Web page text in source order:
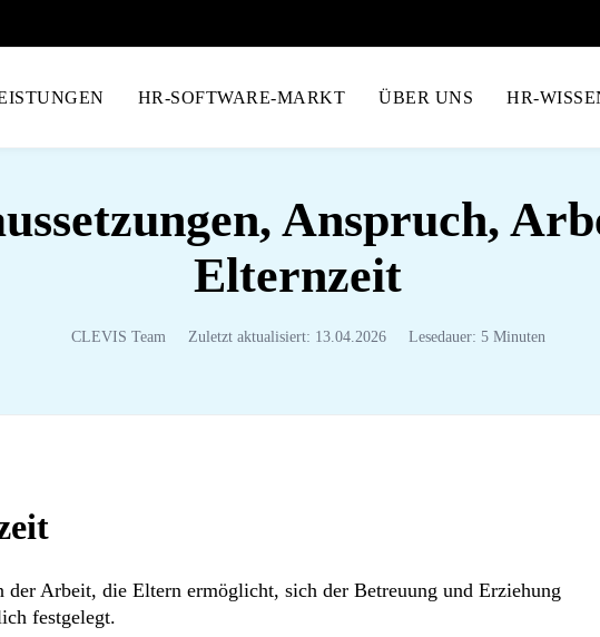
HR-SOFTWARE-MARKT ÜBER UNS HR-
Anspruch,
Elternzeit
CLEVIS Team Zuletzt aktualisiert: 13.04.2026 Lesedauer: 5 Minuten
Arbeit, die Eltern ermöglicht, sich der Betreuung und Erziehung
festgelegt.